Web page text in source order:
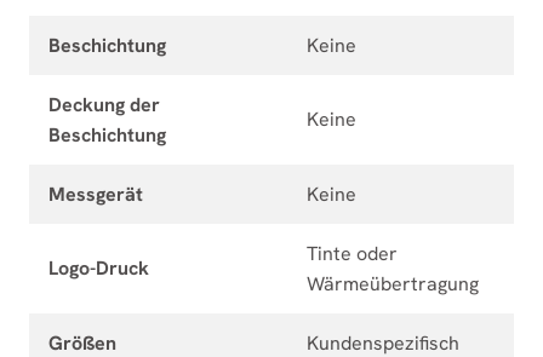
Beschichtung Keine
Deckung der
Beschichtung
Keine
Messgerät Keine
Logo-Druck
Tinte oder
Wärmeübertragung
Größen Kundenspezifisch